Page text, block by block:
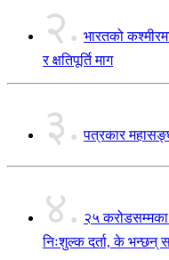
२. भारतको
र क्षतिपूर्ति माग
३. पत्रकार
४. २५ करोडसम्मका
निःशुल्क दर्ता, के भन्छन्